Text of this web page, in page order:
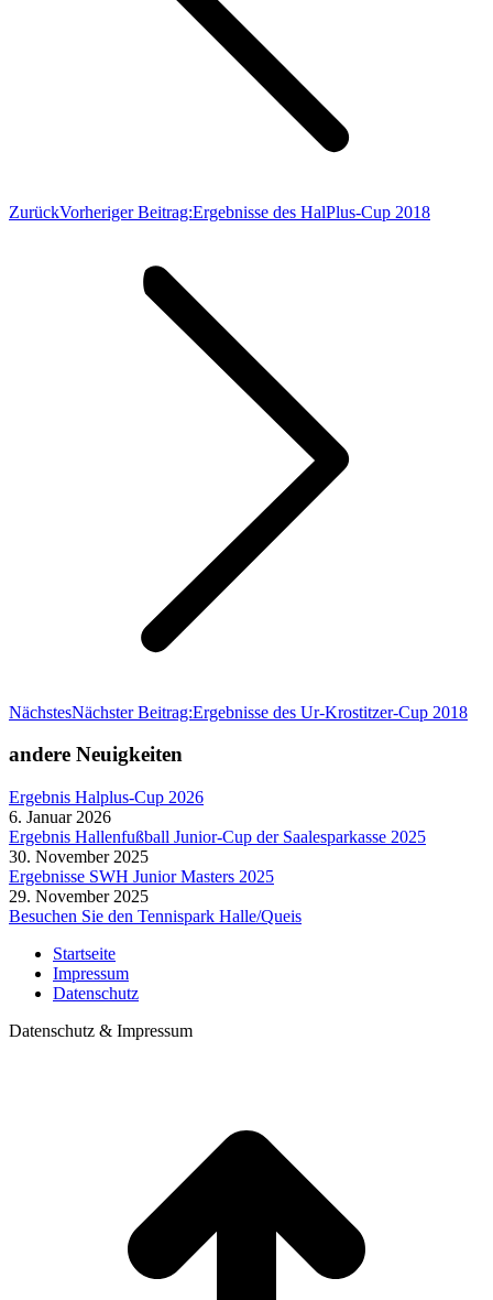
ZurückVorheriger Beitrag:Ergebnisse des HalPlus-Cup 2018
NächstesNächster Beitrag:Ergebnisse des Ur-Krostitzer-Cup 2018
andere Neuigkeiten
Ergebnis Halplus-Cup 2026
6. Januar 2026
Ergebnis Hallenfußball Junior-Cup der Saalesparkasse 2025
30. November 2025
Ergebnisse SWH Junior Masters 2025
29. November 2025
Besuchen Sie den Tennispark Halle/Queis
Startseite
Impressum
Datenschutz
Datenschutz & Impressum